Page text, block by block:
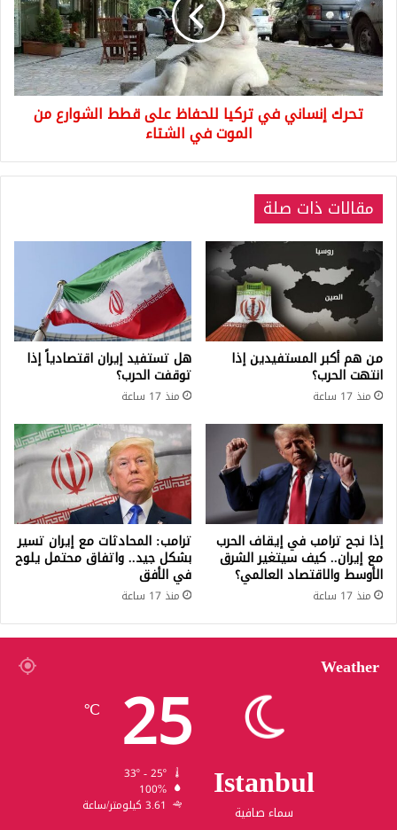
للحفاظ
على
قطط
الشوارع
من
الموتتحرك إنساني في تركيا للحفاظ على قطط الشوارع من
الموت في الشتاء
مقالات ذات صلة
من هم أكبر المستفيدين إذا
انتهت الحرب؟
منذ 17 ساعة
هل تستفيد إيران اقتصادياً إذا
توقفت الحرب؟
منذ 17 ساعة
إذا نجح ترامب في إيقاف الحرب
مع إيران.. كيف سيتغير الشرق
الأوسط والاقتصاد العالمي؟
منذ 17 ساعة
ترامب: المحادثات مع إيران تسير
بشكل جيد.. واتفاق محتمل يلوح
في الأفق
منذ 17 ساعة
Weather
Istanbul
سماء صافية
25
℃
100%
3.61 كيلومتر/ساعة